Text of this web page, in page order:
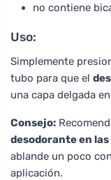
no contiene
Uso:
Simplemente
tubo para que el
una capa delgada
Consejo:
desodorante en
ablande un poco
aplicación.